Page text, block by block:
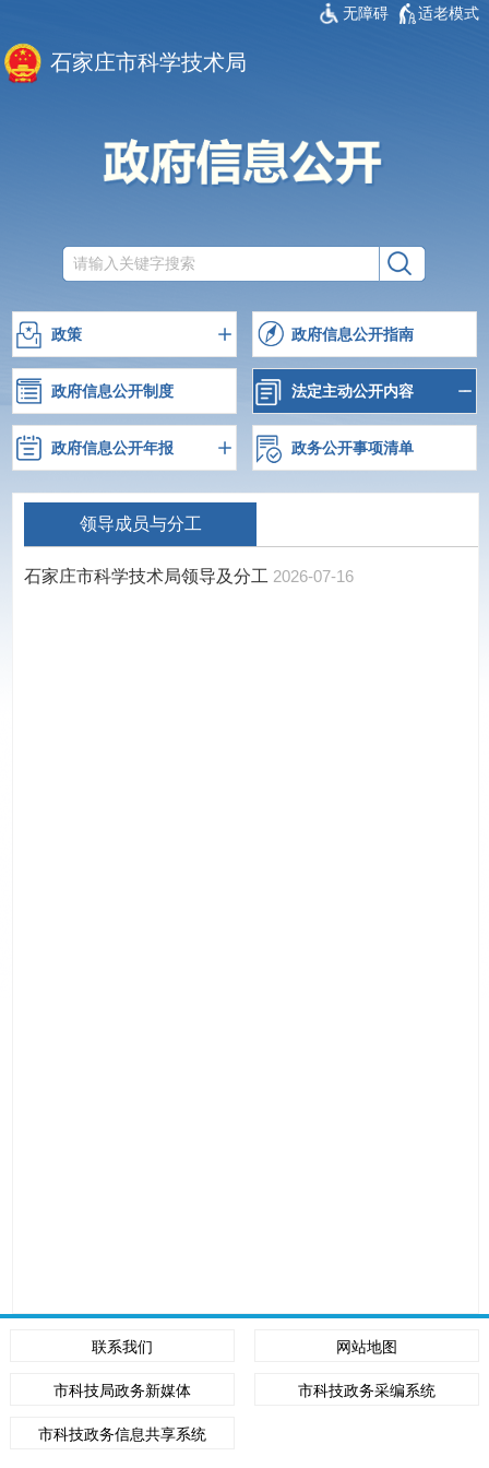
无障碍 适老模式
石家庄市科学技术局
政策 政府信息公开指南
政府信息公开制度 法定主动公开内容
政府信息公开年报 政务公开事项清单
领导成员与分工
石家庄市科学技术局领导及分工 2026-07-16